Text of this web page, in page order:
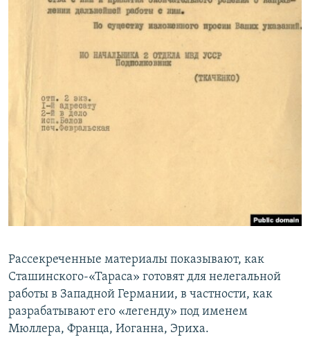
Рассекреченные материалы показывают, как
Сташинского-«Тараса» готовят для нелегальной
работы в Западной Германии, в частности, как
разрабатывают его «легенду» под именем
Мюллера, Франца, Иоганна, Эриха.